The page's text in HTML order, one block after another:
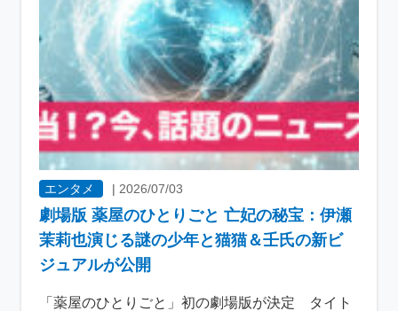
エンタメ | 2026/07/03
劇場版 薬屋のひとりごと 亡妃の秘宝：伊瀬
茉莉也演じる謎の少年と猫猫＆壬氏の新ビ
ジュアルが公開
「薬屋のひとりごと」初の劇場版が決定 タイト